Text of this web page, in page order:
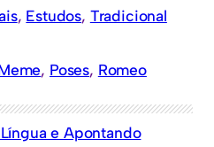
, Estudos, Tradicional
, Poses, Romeo
e Apontando